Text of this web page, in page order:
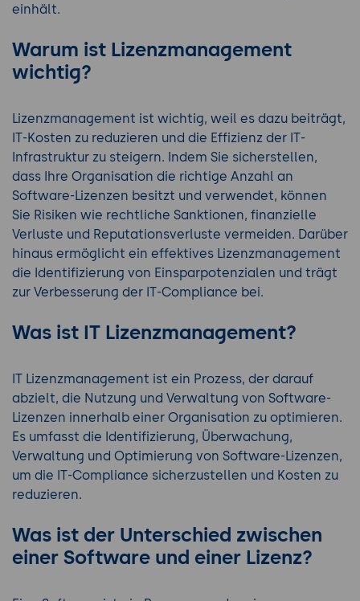
einhält.
Warum ist Lizenzmanagement
wichtig?
Lizenzmanagement ist wichtig, weil es dazu beiträgt,
IT-Kosten zu reduzieren und die Effizienz der IT-
Infrastruktur zu steigern. Indem Sie sicherstellen,
dass Ihre Organisation die richtige Anzahl an
Software-Lizenzen besitzt und verwendet, können
Sie Risiken wie rechtliche Sanktionen, finanzielle
Verluste und Reputationsverluste vermeiden. Darüber
hinaus ermöglicht ein effektives Lizenzmanagement
die Identifizierung von Einsparpotenzialen und trägt
zur Verbesserung der IT-Compliance bei.
Was ist IT Lizenzmanagement?
IT Lizenzmanagement ist ein Prozess, der darauf
abzielt, die Nutzung und Verwaltung von Software-
Lizenzen innerhalb einer Organisation zu optimieren.
Es umfasst die Identifizierung, Überwachung,
Verwaltung und Optimierung von Software-Lizenzen,
um die IT-Compliance sicherzustellen und Kosten zu
reduzieren.
Was ist der Unterschied zwischen
einer Software und einer Lizenz?